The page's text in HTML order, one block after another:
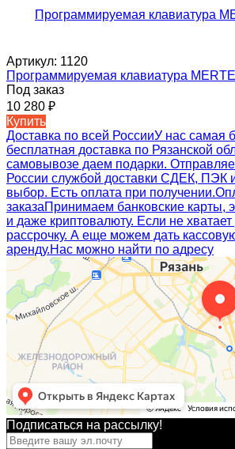
Артикул: 1120
Программируемая клавиатура
Под заказ
10 280 ₽
Купить
Доставка по всей РоссииУ нас самая
бесплатная доставка по Рязанской
самовывозе даем подарки.
России службой доставки СДЕК, ПЭК
выбор. Есть оплата при получении.
заказаПринимаем банковские карты,
и даже криптовалюту. Если не
рассрочку. А еще можем дать
аренду.Нас можно найти по адресу
Подписаться на рассылкy!